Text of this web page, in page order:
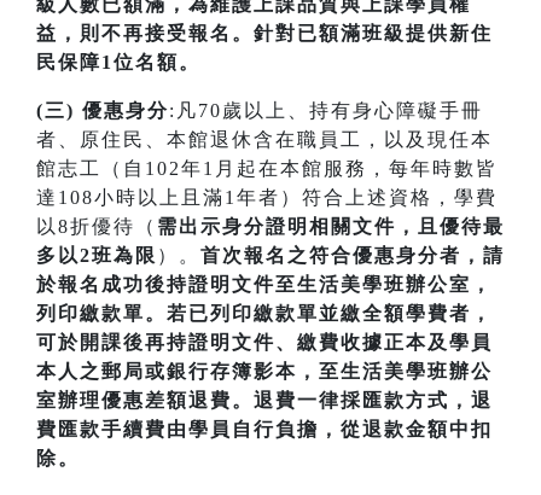
級人數已額滿，為維護上課品質與上課學員權
益，則不再接受報名。針對已額滿班級提供新住
民保障1位名額。
(三) 優惠身分:凡70歲以上、持有身心障礙手冊
者、原住民、本館退休含在職員工，以及現任本
館志工（自102年1月起在本館服務，每年時數皆
達108小時以上且滿1年者）符合上述資格，學費
以8折優待（ 需出示身分證明相關文件，且優待最
多以2班為限 ）。 首次報名之符合優惠身分者，請
於報名成功後持證明文件至生活美學班辦公室，
列印繳款單。若已列印繳款單並繳全額學費者，
可於開課後再持證明文件、繳費收據正本及學員
本人之郵局或銀行存簿影本，至生活美學班辦公
室辦理優惠差額退費。 退費一律採匯款方式，退
費匯款手續費由學員自行負擔，從退款金額中扣
除。